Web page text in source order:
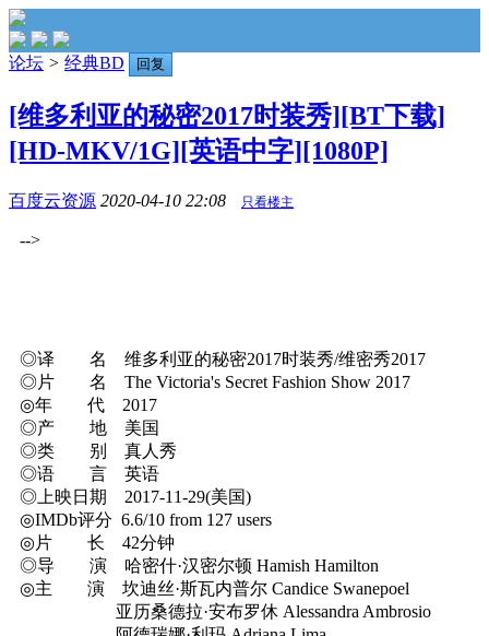
论坛 > 经典BD 回复
[维多利亚的秘密2017时装秀][BT下载]
[HD-MKV/1G][英语中字][1080P]
百度云资源 2020-04-10 22:08 只看楼主
-->
◎译 名 维多利亚的秘密2017时装秀/维密秀2017
◎片 名 The Victoria's Secret Fashion Show 2017
◎年 代 2017
◎产 地 美国
◎类 别 真人秀
◎语 言 英语
◎上映日期 2017-11-29(美国)
◎IMDb评分 6.6/10 from 127 users
◎片 长 42分钟
◎导 演 哈密什·汉密尔顿 Hamish Hamilton
◎主 演 坎迪丝·斯瓦内普尔 Candice Swanepoel
亚历桑德拉·安布罗休 Alessandra Ambrosio